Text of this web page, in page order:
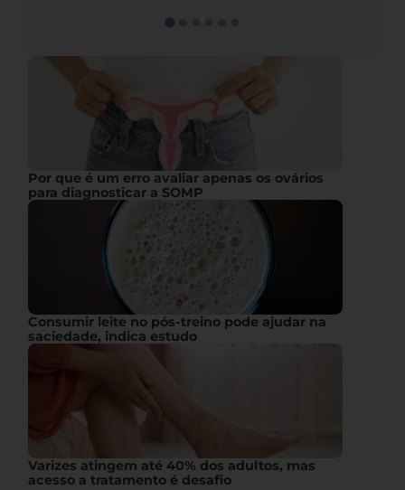
Por que é um erro avaliar apenas os ovários
para diagnosticar a SOMP
Consumir leite no pós-treino pode ajudar na
saciedade, indica estudo
Varizes atingem até 40% dos adultos, mas
acesso a tratamento é desafio